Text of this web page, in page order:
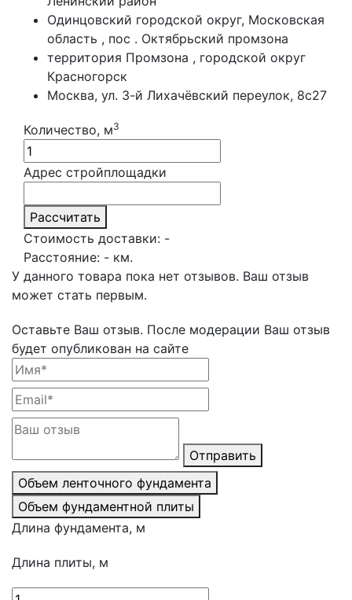
Одинцовский городской округ, Московская
область , пос . Октябрьский промзона
территория Промзона , городской округ
Красногорск
Москва, ул. 3-й Лихачёвский переулок, 8с27
Количество, м3
Адрес стройплощадки
Рассчитать
Стоимость доставки: -
Расстояние: - км.
У данного товара пока нет отзывов. Ваш отзыв
может стать первым.
Оставьте Ваш отзыв. После модерации Ваш отзыв
будет опубликован на сайте
Отправить
Объем ленточного фундамента
Объем фундаментной плиты
Длина фундамента, м
Длина плиты, м